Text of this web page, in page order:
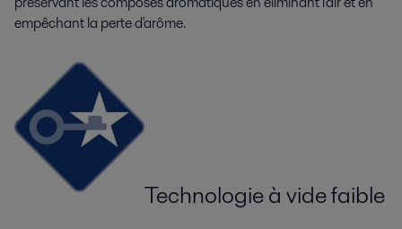
empêchant la perte d'arôme.
Technologie à vide faible